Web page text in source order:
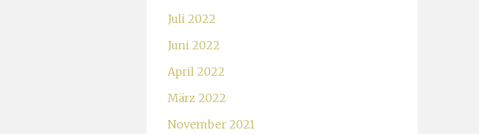
Juli 2022
Juni 2022
April 2022
März 2022
November 2021